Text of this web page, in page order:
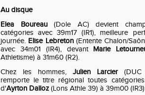
Au disque
Elea Boureau(Dole AC) devient
catégories avec 39m17 (IR1), meilleure
journée. Elise Lebreton(Entente Chalon/
avec 34m01 (IR4), devant Marie
Athletisme) à 31m60 (R2).
Chez les hommes, Julien Larcier(DUC
remporte le titre régional toutes
d'Ayrton Dalloz (Lons Athle 39) à 39m00